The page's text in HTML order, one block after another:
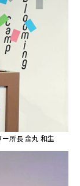
所長 金丸 和生